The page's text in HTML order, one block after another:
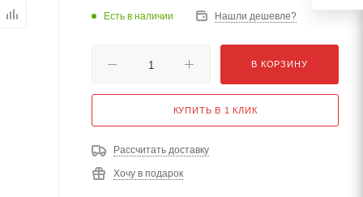
Есть в наличии Нашли дешевле?
В КОРЗИНУ
КУПИТЬ В 1 КЛИК
Рассчитать доставку
Хочу в подарок